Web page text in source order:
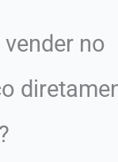
no